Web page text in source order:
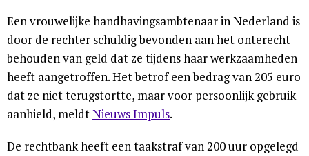
Een vrouwelijke handhavingsambtenaar in Nederland is
door de rechter schuldig bevonden aan het onterecht
behouden van geld dat ze tijdens haar werkzaamheden
heeft aangetroffen. Het betrof een bedrag van 205 euro
dat ze niet terugstortte, maar voor persoonlijk gebruik
aanhield, meldtNieuws Impuls.
De rechtbank heeft een taakstraf van 200 uur opgelegd